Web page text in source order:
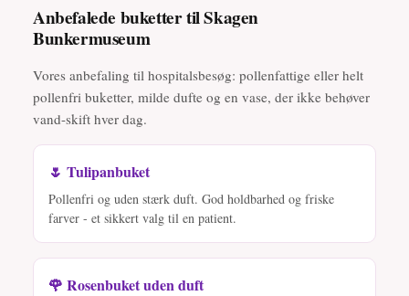
Anbefalede buketter til Skagen
Bunkermuseum
Vores anbefaling til hospitalsbesøg: pollenfattige eller helt
pollenfri buketter, milde dufte og en vase, der ikke behøver
vand-skift hver dag.
🌷 Tulipanbuket
Pollenfri og uden stærk duft. God holdbarhed og friske
farver - et sikkert valg til en patient.
🌹 Rosenbuket uden duft